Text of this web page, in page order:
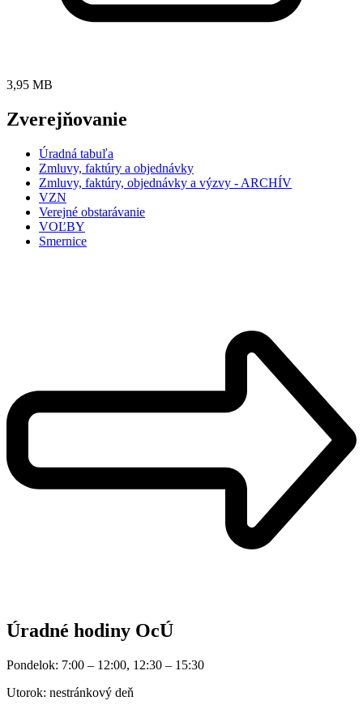
3,95 MB
Zverejňovanie
Úradná tabuľa
Zmluvy, faktúry a objednávky
Zmluvy, faktúry, objednávky a výzvy - ARCHÍV
VZN
Verejné obstarávanie
VOĽBY
Smernice
Úradné hodiny OcÚ
Pondelok: 7:00 – 12:00, 12:30 – 15:30
Utorok: nestránkový deň